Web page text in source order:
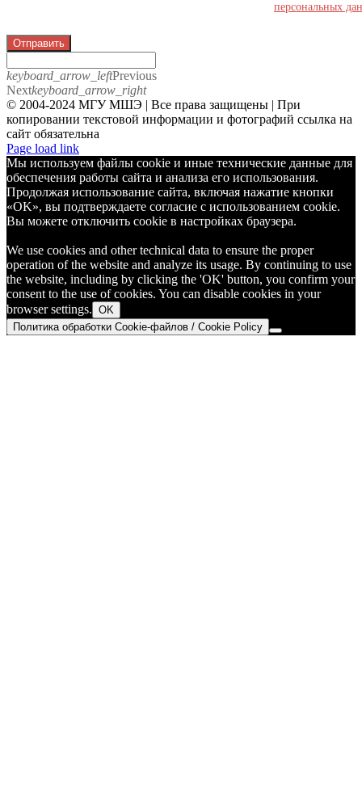
персональных
Отправить
keyboard_arrow_leftPrevious
Nextkeyboard_arrow_right
© 2004-2024 МГУ МШЭ | Все права защищены | При
копировании текстовой информации и фотографий ссылка на
сайт обязательна
Telegram
Page load link
Мы используем файлы cookie и иные технические данные для
обеспечения работы сайта и анализа его использования.
Продолжая использование сайта, включая нажатие кнопки
«OK», вы подтверждаете согласие с использованием cookie.
Вы можете отключить cookie в настройках браузера.
We use cookies and other technical data to ensure the proper
operation of the website and analyze its usage. By continuing to use
the website, including by clicking the 'OK' button, you confirm your
consent to the use of cookies. You can disable cookies in your
browser settings. OK
Политика обработки Cookie-файлов / Cookie Policy